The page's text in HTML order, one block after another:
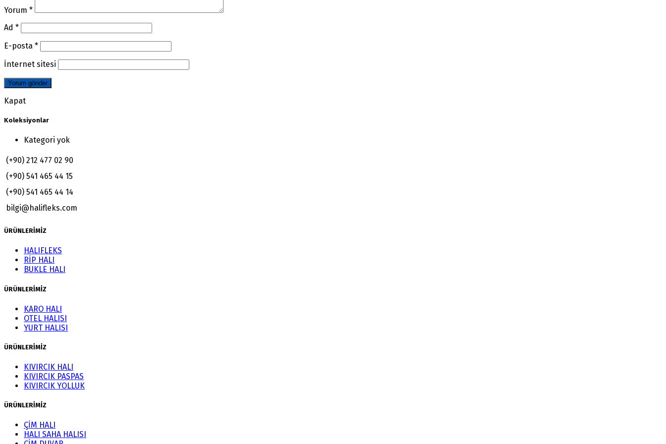
Yorum *
Ad *
E-posta *
İnternet sitesi
Kapat
Koleksiyonlar
Kategori yok
(+90) 212 477 02 90
(+90) 541 465 44 15
(+90) 541 465 44 14
bilgi@halifleks.com
ÜRÜNLERİMİZ
HALIFLEKS
RİP HALI
BUKLE HALI
ÜRÜNLERİMİZ
KARO HALI
OTEL HALISI
YURT HALISI
ÜRÜNLERİMİZ
KIVIRCIK HALI
KIVIRCIK PASPAS
KIVIRCIK YOLLUK
ÜRÜNLERİMİZ
ÇİM HALI
HALI SAHA HALISI